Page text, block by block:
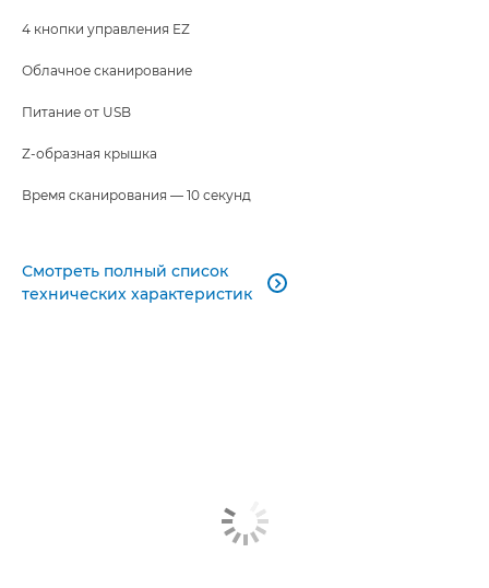
4 кнопки управления EZ
Облачное сканирование
Питание от USB
Z-образная крышка
Время сканирования — 10 секунд
Смотреть полный список
технических характеристик
